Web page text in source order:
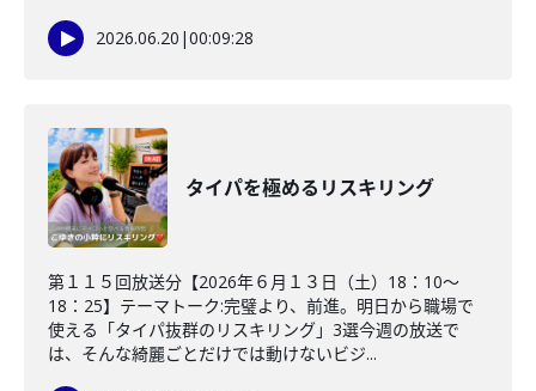
2026.06.20 |00:09:28
タイパを極めるリスキリング
第１１５回放送分【2026年６月１３日（土）18：10～
18：25】テーマトーク:完璧より、前進。明日から職場で
使える「タイパ抜群のリスキリング」3選今週の放送で
は、そんな綺麗ごとだけでは動けないビジ...